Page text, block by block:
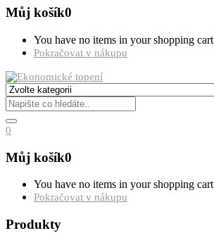
Můj košík0
You have no items in your shopping cart
Pokračovat v nákupu
0
Můj košík0
You have no items in your shopping cart
Pokračovat v nákupu
Produkty